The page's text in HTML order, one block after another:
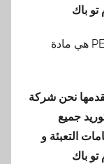
تو باك
مادة لحام الحاوية : طبة لحام الاندكشنPET هي مادة
نحن شركة
جميع
التعبئة و
تو باك